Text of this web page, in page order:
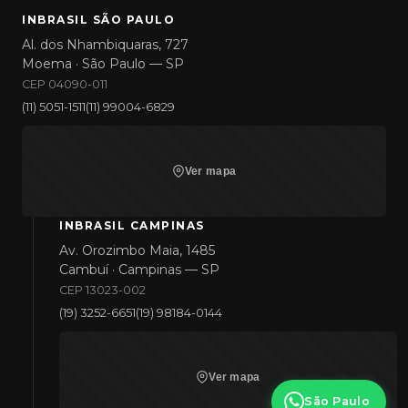
INBRASIL SÃO PAULO
Al. dos Nhambiquaras, 727
Moema · São Paulo — SP
CEP 04090-011
(11) 5051-1511(11) 99004-6829
Ver mapa
INBRASIL CAMPINAS
Av. Orozimbo Maia, 1485
Cambuí · Campinas — SP
CEP 13023-002
(19) 3252-6651(19) 98184-0144
Ver mapa
São Paulo